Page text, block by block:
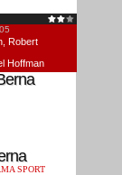
Robert
Hoffman
SPORT